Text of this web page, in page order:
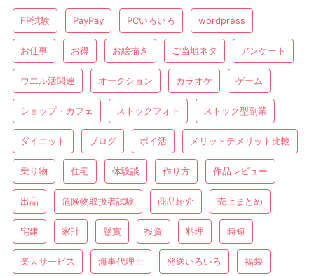
FP試験 PayPay PCいろいろ wordpress
お仕事 お得 お絵描き ご当地ネタ アンケート
ウエル活関連 オークション カラオケ ゲーム
ショップ・カフェ ストックフォト ストック型副業
ダイエット ブログ ポイ活 メリットデメリット比較
乗り物 住宅 体験談 作り方 作品レビュー
出品 危険物取扱者試験 商品紹介 売上まとめ
宅建 家計 懸賞 投資 料理 時短
楽天サービス 海事代理士 発送いろいろ 福袋